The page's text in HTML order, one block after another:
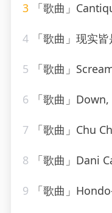
3 「歌曲」Cantique de
4 「歌曲」现实
5 「歌曲」
6 「歌曲」
7 「歌曲」Chu
8 「歌曲」Dani
9 「歌曲」